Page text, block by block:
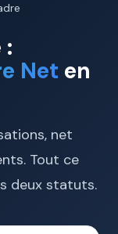
:
Net en
net
Tout ce
deux statuts.